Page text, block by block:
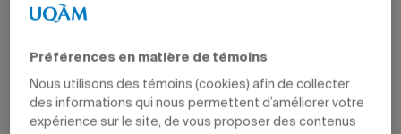
VIE UNIVERSITAIRE
Préférences en matière de témoins
Nous utilisons des témoins (cookies) afin de collecter
des informations qui nous permettent d’améliorer votre
expérience sur le site, de vous proposer des contenus